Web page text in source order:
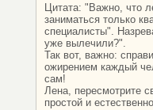
Цитата: "Важно, что
заниматься только
специалисты".
уже вылечили?".
Так вот, важно:
ожирением каждый
сам!
Лена, пересмотрите
простой и